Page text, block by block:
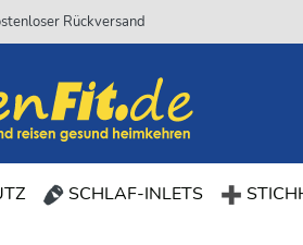
Rückversand
(CURRENT)
SCHLAF-INLETS